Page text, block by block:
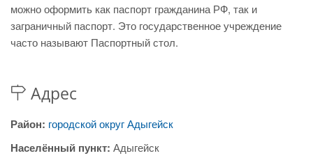
можно оформить как паспорт гражданина РФ, так и
заграничный паспорт. Это государственное учреждение
часто называют Паспортный стол.
Адрес
Район: городской округ Адыгейск
Населённый пункт: Адыгейск